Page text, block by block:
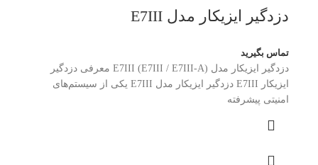
دزدگیر ایزیکار مدل E7III
تماس بگیرید
دزدگیر ایزیکار مدل E7III (E7III / E7III-A) معرفی دزدگیر
ایزیکار E7III دزدگیر ایزیکار مدل E7III یکی از سیستم‌های
امنیتی پیشرفته